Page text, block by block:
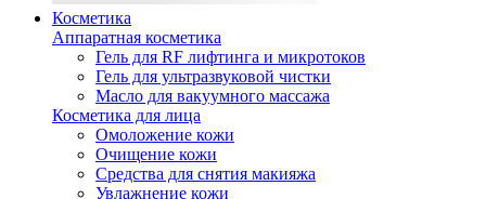
Косметика
Аппаратная косметика
Гель для RF лифтинга и микротоков
Гель для ультразвуковой чистки
Масло для вакуумного массажа
Косметика для лица
Омоложение кожи
Очищение кожи
Средства для снятия макияжа
Увлажнение кожи